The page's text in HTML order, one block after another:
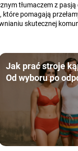
tłumaczem z
pomagają
skutecznej
Jak prać stroje
Od wyboru po
pielęgnację 🏊‍♀️